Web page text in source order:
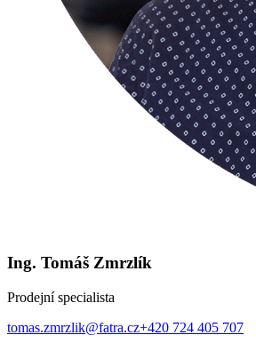
Ing. Tomáš Zmrzlík
Prodejní specialista
tomas.zmrzlik@fatra.cz+420 724 405 707